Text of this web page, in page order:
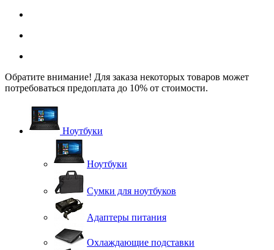
Обратите внимание! Для заказа некоторых товаров может
потребоваться предоплата до 10% от стоимости.
Ноутбуки
Ноутбуки
Сумки для ноутбуков
Адаптеры питания
Охлаждающие подставки